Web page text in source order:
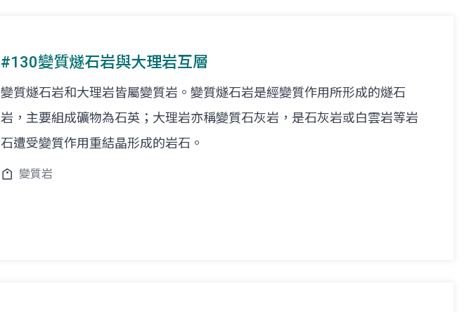
#130變質燧石岩與大理岩互層
變質燧石岩和大理岩皆屬變質岩。變質燧石岩是經變質作用所形成的燧石
岩，主要組成礦物為石英；大理岩亦稱變質石灰岩，是石灰岩或白雲岩等岩
石遭受變質作用重結晶形成的岩石。
變質岩